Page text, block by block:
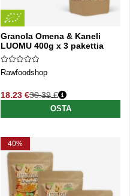
Granola Omena & Kaneli
LUOMU 400g x 3 pakettia
Rawfoodshop
18.23 €
Normaali hinta
30.39 €
OSTA
40%